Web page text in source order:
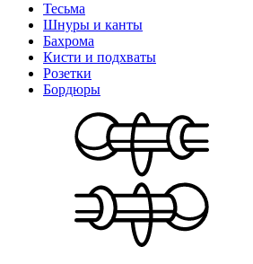
Тесьма
Шнуры и канты
Бахрома
Кисти и подхваты
Розетки
Бордюры